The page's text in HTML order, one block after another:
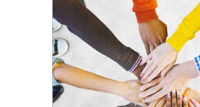
FEUILLETER